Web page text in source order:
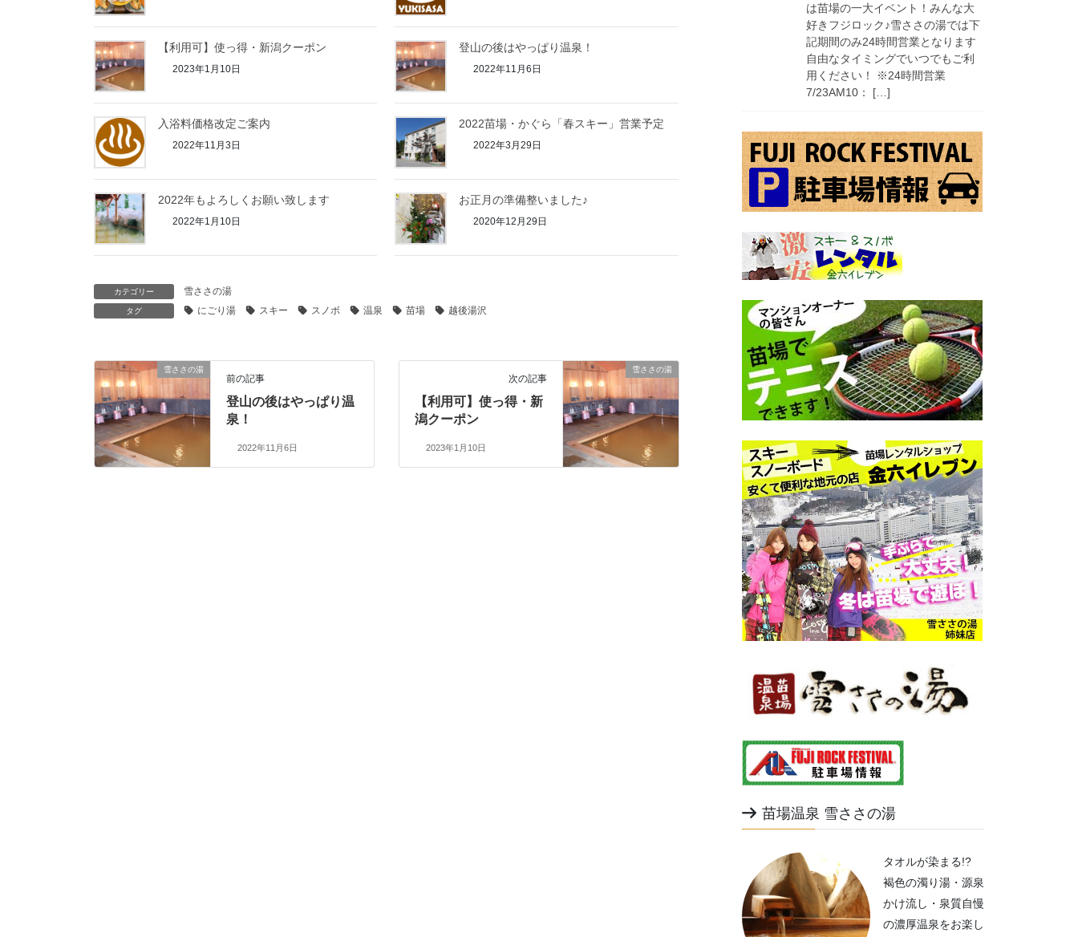
【利用可】使っ得・新潟クーポン
2023年1月10日
登山の後はやっぱり温泉！
2022年11月6日
入浴料価格改定ご案内
2022年11月3日
2022苗場・かぐら「春スキー」営業予定
2022年3月29日
2022年もよろしくお願い致します
2022年1月10日
お正月の準備整いました♪
2020年12月29日
カテゴリー 雪ささの湯
タグ にごり湯 スキー スノボ 温泉 苗場 越後湯沢
雪ささの湯
前の記事
登山の後はやっぱり温
泉！
2022年11月6日
雪ささの湯
次の記事
【利用可】使っ得・新
潟クーポン
2023年1月10日
は苗場の一大イベント！みんな大
好きフジロック♪雪ささの湯では下
記期間のみ24時間営業となります
自由なタイミングでいつでもご利
用ください！ ※24時間営業
7/23AM10： […]
苗場温泉 雪ささの湯
タオルが染まる!?
褐色の濁り湯・源泉
かけ流し・泉質自慢
の濃厚温泉をお楽し